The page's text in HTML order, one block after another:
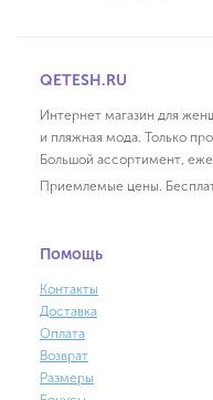
QETESH.RU
Интернет магазин для
и пляжная мода. Только
Большой ассортимент,
Приемлемые цены.
Помощь
Контакты
Доставка
Оплата
Возврат
Размеры